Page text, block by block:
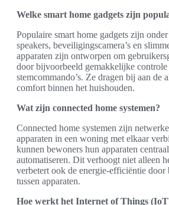
Welke smart home gadgets zijn
Populaire smart home gadgets zijn
speakers, beveiligingscamera’s en
apparaten zijn ontworpen om
door bijvoorbeeld gemakkelijke
stemcommando’s. Ze dragen bij aan de
comfort binnen het huishouden.
Wat zijn connected home systemen?
Connected home systemen zijn
apparaten in een woning met elkaar
kunnen bewoners hun apparaten
automatiseren. Dit verhoogt niet alleen
verbetert ook de energie-efficiëntie door
tussen apparaten.
Hoe werkt het Internet of Things